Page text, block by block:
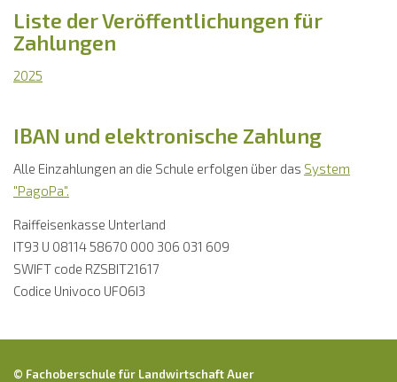
Liste der Veröffentlichungen für
Zahlungen
2025
IBAN und elektronische Zahlung
Alle Einzahlungen an die Schule erfolgen über das System
"PagoPa".
Raiffeisenkasse Unterland
IT93 U 08114 58670 000 306 031 609
SWIFT code RZSBIT21617
Codice Univoco UFO6I3
© Fachoberschule für Landwirtschaft Auer